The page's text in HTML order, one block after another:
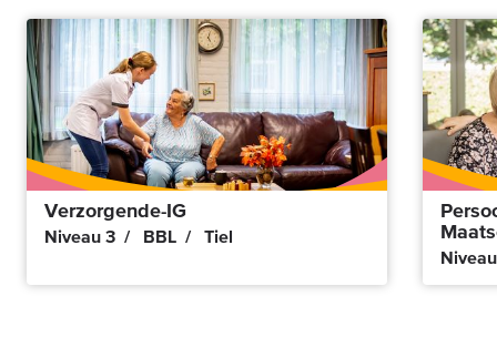
Verzorgende-IG
Niveau 3 BBL Tiel